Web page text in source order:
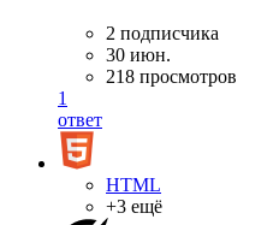
2 подписчика
30 июн.
218 просмотров
1
ответ
HTML
+3 ещё